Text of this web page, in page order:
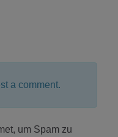
a comment.
um Spam zu